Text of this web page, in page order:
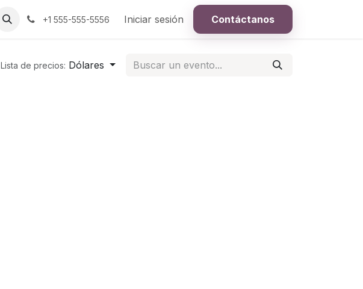
+1 555-555-5556 Iniciar sesión Contáctanos
Lista de precios: Dólares